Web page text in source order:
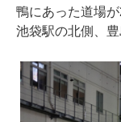
鴨にあった道場
池袋駅の北側、豊